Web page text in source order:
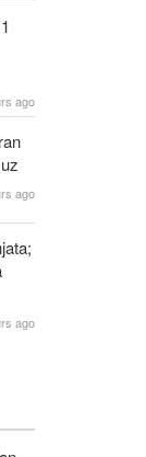
ago
ago
ago